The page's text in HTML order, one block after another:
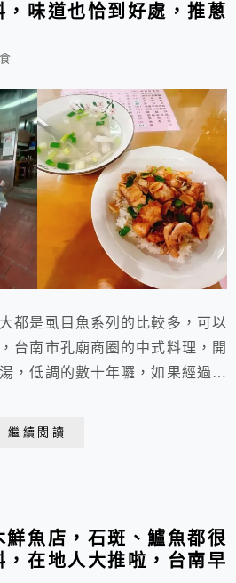
味道也恰到好處，推蔥
都是虱目魚系列的比較多，可以
台南市孔廟商圈的中式料理，開
，低調的數十年囉，如果經過，
繼續閱讀
鮮魚店，石斑、鱸魚都很
在地人大推啦，台南早